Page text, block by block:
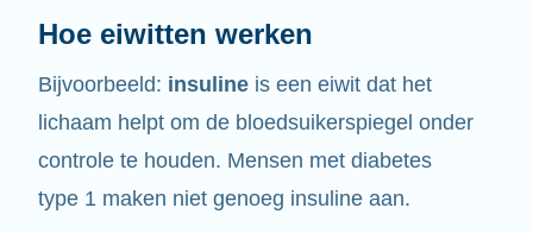
Hoe eiwitten werken
Bijvoorbeeld: insuline is een eiwit dat het
lichaam helpt om de bloedsuikerspiegel onder
controle te houden. Mensen met diabetes
type 1 maken niet genoeg insuline aan.